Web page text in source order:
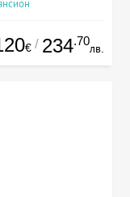
€ / 234.70
лв.